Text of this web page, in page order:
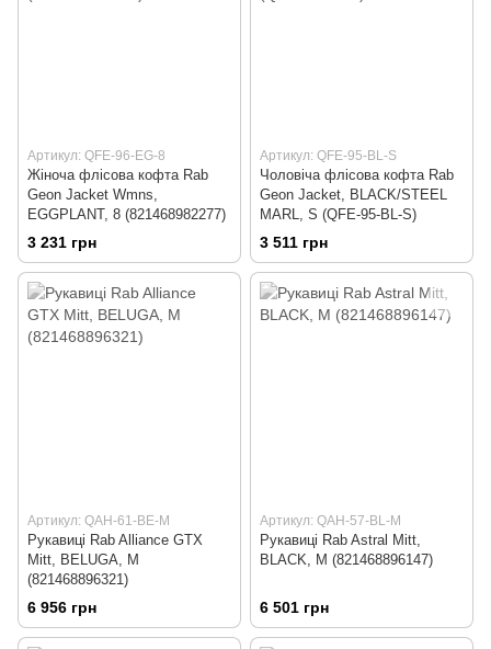
Артикул: QFE-96-EG-8
Жіноча флісова кофта Rab
Geon Jacket Wmns,
EGGPLANT, 8 (821468982277)
3 231 грн
Артикул: QFE-95-BL-S
Чоловіча флісова кофта Rab
Geon Jacket, BLACK/STEEL
MARL, S (QFE-95-BL-S)
3 511 грн
Артикул: QAH-61-BE-M
Рукавиці Rab Alliance GTX
Mitt, BELUGA, M
(821468896321)
6 956 грн
Артикул: QAH-57-BL-M
Рукавиці Rab Astral Mitt,
BLACK, M (821468896147)
6 501 грн